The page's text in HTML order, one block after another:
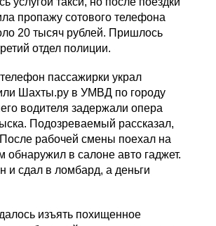
Фотогалерея
пропажу сотового телефона
20 тысяч рублей. Пришлось
отдел полиции.
пассажирки украл
Шахты.ру в УМВД по городу
водителя задержали опера
Подозреваемый рассказал,
рабочей смены поехал на
обнаружил в салоне авто гаджет.
и сдал в ломбард, а деньги
изъять похищенное